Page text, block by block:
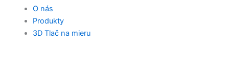
O nás
Produkty
3D Tlač na mieru